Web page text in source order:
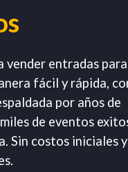
vender entradas
fácil y rápida,
por años de
de eventos
Sin costos iniciales